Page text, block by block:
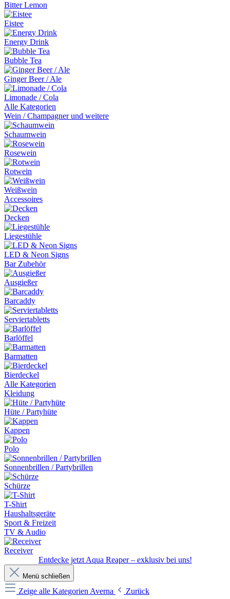
Bitter Lemon
Eistee
Energy Drink
Bubble Tea
Ginger Beer / Ale
Limonade / Cola
Alle Kategorien
Wein / Champagner und weitere
Schaumwein
Rosewein
Rotwein
Weißwein
Accessoires
Decken
Liegestühle
LED & Neon Signs
Bar Zubehör
Ausgießer
Barcaddy
Serviertabletts
Barlöffel
Barmatten
Bierdeckel
Alle Kategorien
Kleidung
Hüte / Partyhüte
Kappen
Polo
Sonnenbrillen / Partybrillen
Schürze
T-Shirt
Haushaltsgeräte
Sport & Freizeit
TV & Audio
Receiver
Entdecke jetzt Aqua Reaper – exklusiv bei uns!
Menü schließen
Zeige alle Kategorien Averna Zurück